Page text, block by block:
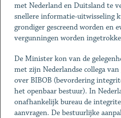
met Nederland en Duitsland te
snellere informatie-uitwisseling
grondiger gescreend worden en
vergunningen worden
De Minister kon van de
met zijn Nederlandse collega
over BIBOB (bevordering
het openbaar bestuur). In
onafhankelijk bureau de
aanvragen. De bestuurlijke